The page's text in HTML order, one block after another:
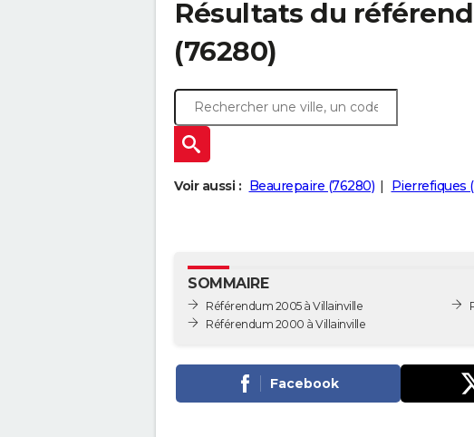
Résultats du
(76280)
Voir aussi : Beaurepaire (76280) Pierrefiques
SOMMAIRE
Référendum 2005 à Villainville
Référendum 2000 à Villainville
Facebook